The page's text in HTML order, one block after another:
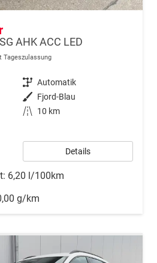
AHK ACC LED
Tageszulassung
Getriebe Automatik
Außenfarbe Fjord-Blau
Kilometerstand
10 km
Details
6,20 l/100km
g/km